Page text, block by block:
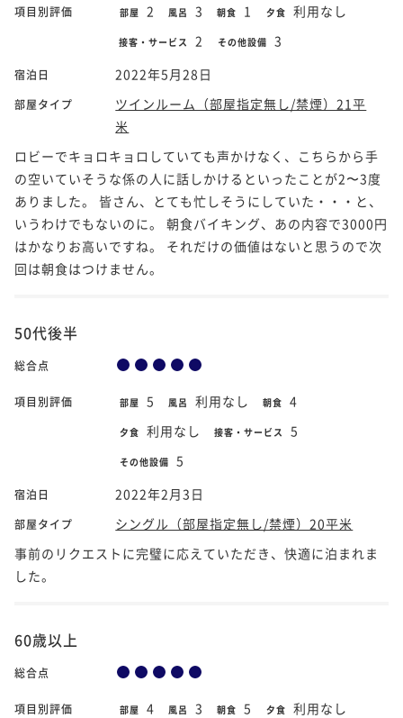
項目別評価 部屋 2 風呂 3 朝食 1 夕食 利用なし
接客・サービス 2 その他設備 3
宿泊日 2022年5月28日
部屋タイプ
ツインルーム（部屋指定無し/禁煙）21平
米
ロビーでキョロキョロしていても声かけなく、こちらから手
の空いていそうな係の人に話しかけるといったことが2〜3度
ありました。 皆さん、とても忙しそうにしていた・・・と、
いうわけでもないのに。 朝食バイキング、あの内容で3000円
はかなりお高いですね。 それだけの価値はないと思うので次
回は朝食はつけません。
50代後半
総合点
項目別評価 部屋 5 風呂 利用なし 朝食 4
夕食 利用なし 接客・サービス 5
その他設備 5
宿泊日 2022年2月3日
部屋タイプ
シングル（部屋指定無し/禁煙）20平米
事前のリクエストに完璧に応えていただき、快適に泊まれま
した。
60歳以上
総合点
項目別評価 部屋 4 風呂 3 朝食 5 夕食 利用なし